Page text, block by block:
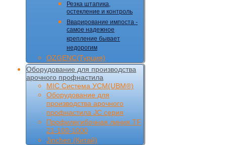
Резка штапика,
остекление и контроль
Вварирование импоста -
самое надежное
крепление бывает
недорогим
OZGENC(Турция)
Оборудование для производства
арочного профнастила
MIC Cистема УCM(UBM®)
Оборудование для
производства арочного
профнастила JC серия
Профилегибочная линия TF
21-100-1000
Jinchen (Китай)